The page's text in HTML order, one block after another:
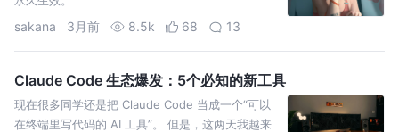
sakana 3月前 8.5k 68 13
Claude Code 生态爆发：5个必知的新工具
现在很多同学还是把 Claude Code 当成一个“可以
在终端里写代码的 AI 工具”。 但是，这两天我越来